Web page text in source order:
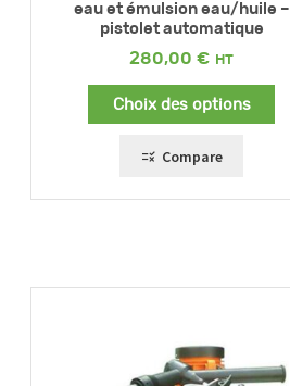
eau et émulsion eau/huile –
pistolet automatique
280,00 €
Choix des options
Compare